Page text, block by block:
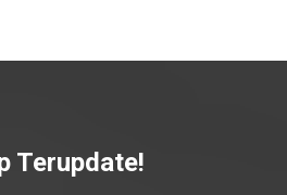
Terupdate!